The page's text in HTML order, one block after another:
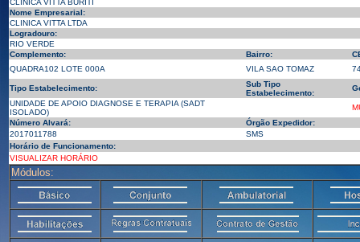
CLINICA VITTA BURITI
Nome Empresarial:
CLINICA VITTA LTDA
Logradouro:
RIO VERDE
Complemento:
Bairro:
QUADRA102 LOTE 000A
VILA SAO TOMAZ
Tipo Estabelecimento:
Sub Tipo
Estabelecimento:
UNIDADE DE APOIO DIAGNOSE E TERAPIA (SADT
ISOLADO)
Número Alvará:
Órgão Expedidor:
2017011788
SMS
Horário de Funcionamento:
VISUALIZAR HORÁRIO
Módulos: